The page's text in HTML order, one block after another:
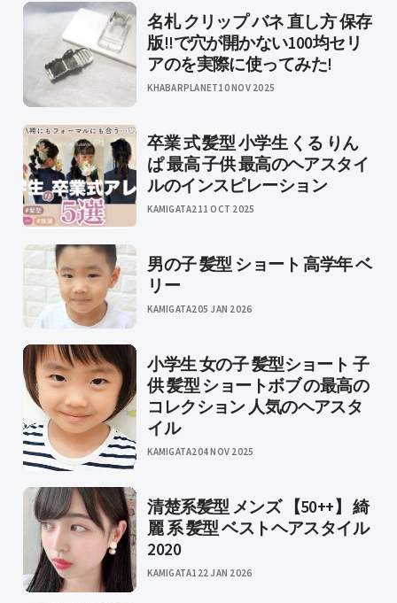
名札 クリップ バネ 直し方 保存
版!!で穴が開かない100均セリ
アのを実際に使ってみた!
KHABARPLANET10 NOV 2025
卒業 式 髪型 小学生 くる りん
ぱ 最高 子供 最高のヘアスタイ
ルのインスピレーション
KAMIGATA211 OCT 2025
男の子 髪型 ショート 高学年 ベ
リー
KAMIGATA205 JAN 2026
小学生 女の子 髪型ショート 子
供 髪型 ショートボブ の最高の
コレクション 人気のヘアスタ
イル
KAMIGATA204 NOV 2025
清楚系髪型 メンズ 【50++】 綺
麗 系 髪型 ベストヘアスタイル
2020
KAMIGATA1 22 JAN 2026